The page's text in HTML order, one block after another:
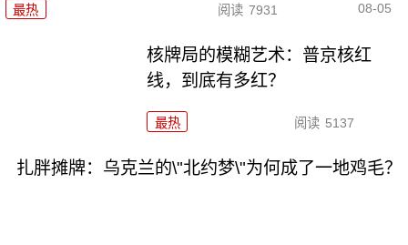
最热 阅读 7931 08-05
核牌局的模糊艺术：普京核红
线，到底有多红？
最热 阅读 5137
扎胖摊牌：乌克兰的\"北约梦\"为何成了一地鸡毛？